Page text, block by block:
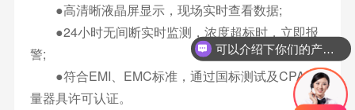
●高清晰液晶屏显示，现场实时查看数据;
●24小时无间断实时监测，浓度超标时，立即报
警;
●符合EMI、EMC标准，通过国标测试及CPA计
量器具许可认证。
可以介绍下你们的产品么